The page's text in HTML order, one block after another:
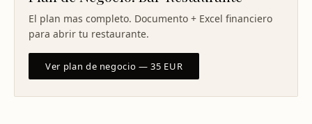
El plan mas completo. Documento + Excel financiero
para abrir tu restaurante.
Ver plan de negocio — 35 EUR